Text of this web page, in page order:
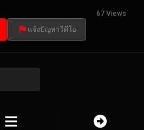
67 Views
แจ้งปัญหาวีดีโอ